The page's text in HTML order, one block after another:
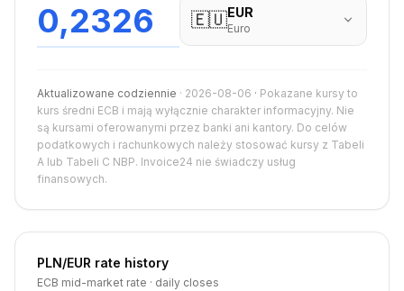
0,2326 🇪🇺EUR
Euro
Aktualizowane codziennie · 2026-08-06 · Pokazane kursy to
kurs średni ECB i mają wyłącznie charakter informacyjny. Nie
są kursami oferowanymi przez banki ani kantory. Do celów
podatkowych i rachunkowych należy stosować kursy z Tabeli
A lub Tabeli C NBP. Invoice24 nie świadczy usług
finansowych.
PLN/EUR rate history
ECB mid-market rate · daily closes